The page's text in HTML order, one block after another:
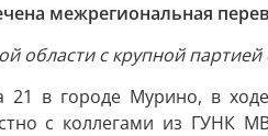
межрегиональная
области с крупной партией
в городе Мурино, в
с коллегами из ГУНК